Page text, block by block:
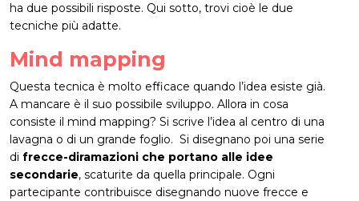
ha due possibili risposte. Qui sotto, trovi cioè le due
tecniche più adatte.
Mind mapping
Questa tecnica è molto efficace quando l’idea esiste già.
A mancare è il suo possibile sviluppo. Allora in cosa
consiste il mind mapping? Si scrive l’idea al centro di una
lavagna o di un grande foglio. Si disegnano poi una serie
di frecce-diramazioni che portano alle idee
secondarie, scaturite da quella principale. Ogni
partecipante contribuisce disegnando nuove frecce e